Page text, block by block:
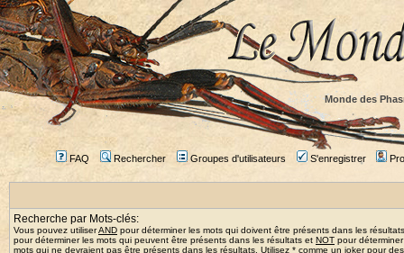
Monde des
FAQ Rechercher Groupes d'utilisateurs S'enregistrer
Recherche par Mots-clés:
Vous pouvez utiliserAND pour déterminer les mots qui doivent être présents dans les
pour déterminer les mots qui peuvent être présents dans les résultats et NOT pour
mots qui ne devraient pas être présents dans les résultats. Utilisez * comme un joker pour des